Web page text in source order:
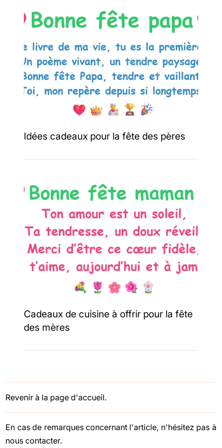
Idées cadeaux pour la fête des pères
Cadeaux de cuisine à offrir pour la fête
des mères
Revenir à la page d'accueil.
En cas de remarques concernant l'article, n'hésitez pas à
nous contacter.